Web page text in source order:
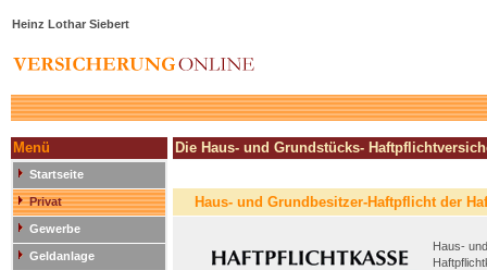
Heinz Lothar Siebert
Menü
Startseite
Privat
Gewerbe
Geldanlage
Die Haus- und Grundstücks-
Haus- und Grundbesitzer-Haftpflicht der
Haus-